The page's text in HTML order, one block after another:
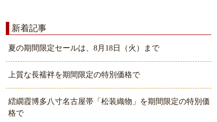
新着記事
夏の期間限定セールは、8月18日（火）まで
上質な長襦袢を期間限定の特別価格で
繧繝霞博多八寸名古屋帯「松装織物」を期間限定の特別価
格で